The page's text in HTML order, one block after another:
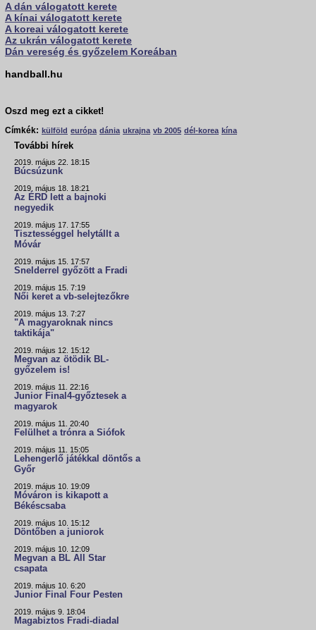
A dán válogatott kerete
A kínai válogatott kerete
A koreai válogatott kerete
Az ukrán válogatott kerete
Dán vereség és győzelem Koreában
handball.hu
Oszd meg ezt a cikket!
Címkék: külföld európa dánia ukrajna vb 2005 dél-korea kína
További hírek
2019. május 22. 18:15
Búcsúzunk
2019. május 18. 18:21
Az ÉRD lett a bajnoki
negyedik
2019. május 17. 17:55
Tisztességgel helytállt a
Móvár
2019. május 15. 17:57
Snelderrel győzött a Fradi
2019. május 15. 7:19
Női keret a vb-selejtezőkre
2019. május 13. 7:27
"A magyaroknak nincs
taktikája"
2019. május 12. 15:12
Megvan az ötödik BL-
győzelem is!
2019. május 11. 22:16
Junior Final4-győztesek a
magyarok
2019. május 11. 20:40
Felülhet a trónra a Siófok
2019. május 11. 15:05
Lehengerlő játékkal döntős a
Győr
2019. május 10. 19:09
Móváron is kikapott a
Békéscsaba
2019. május 10. 15:12
Döntőben a juniorok
2019. május 10. 12:09
Megvan a BL All Star
csapata
2019. május 10. 6:20
Junior Final Four Pesten
2019. május 9. 18:04
Magabiztos Fradi-diadal